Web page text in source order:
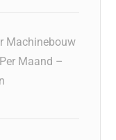
Machinebouw
Maand –